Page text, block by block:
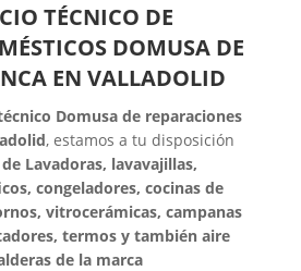
TÉCNICO DE
DOMUSA DE
EN VALLADOLID
Domusa de reparaciones
, estamos a tu disposición
Lavadoras, lavavajillas,
congeladores, cocinas de
vitrocerámicas, campanas
termos y también aire
de la marca